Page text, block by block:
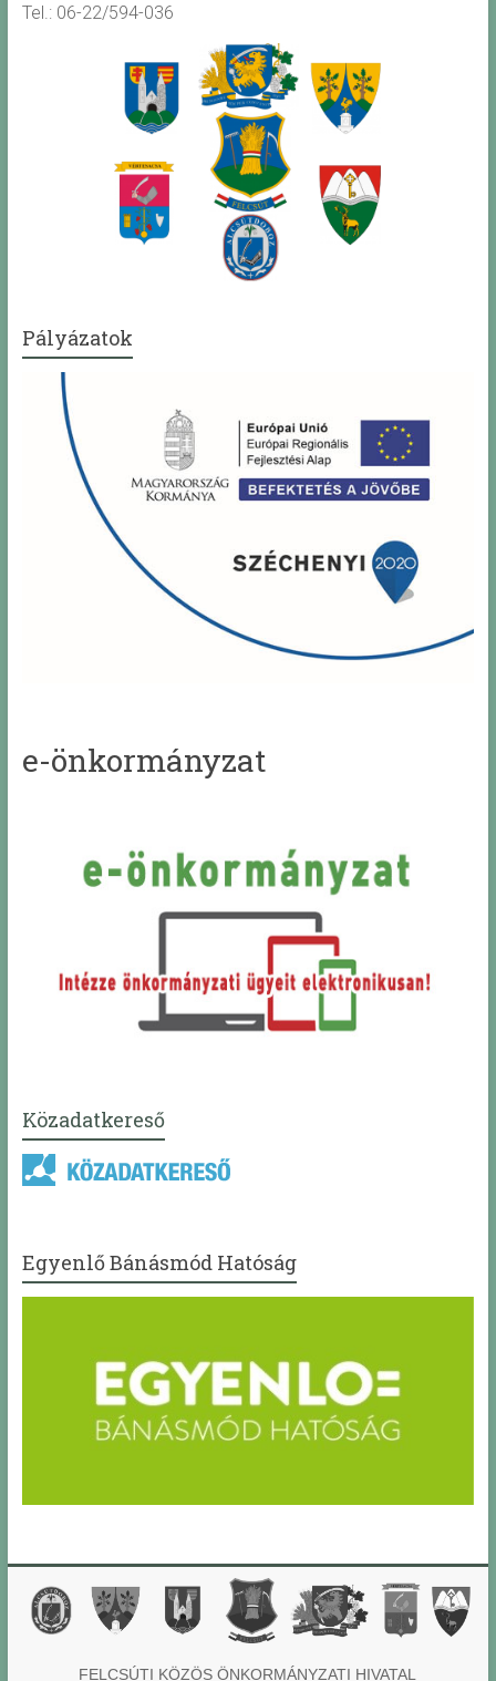
Tel.: 06-22/594-036
Pályázatok
e-önkormányzat
Közadatkereső
Egyenlő Bánásmód Hatóság
FELCSÚTI KÖZÖS ÖNKORMÁNYZATI HIVATAL